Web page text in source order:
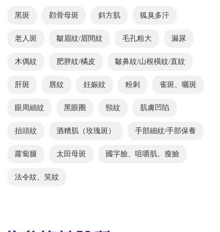
黑斑 顴骨母斑 斜方肌 狐臭多汗
老人斑 皺眉紋/眉間紋 毛孔粗大 漏尿
木偶紋 肥胖紋/橘皮 皺鼻紋/山根橫紋/直紋
肝斑 唇紋 妊娠紋 粉刺 雀斑、曬斑
眼周細紋 黑眼圈 頸紋 肌膚凹陷
抬頭紋 酒糟肌（玫瑰斑） 手部細紋/手部保養
蘿蔔腿 太田母斑 國字臉、咀嚼肌、瘦臉
法令紋、笑紋